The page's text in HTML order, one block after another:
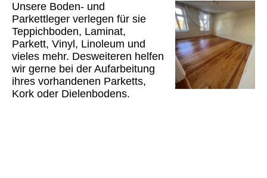
Unsere Boden- und
Parkettleger verlegen für sie
Teppichboden, Laminat,
Parkett, Vinyl, Linoleum und
vieles mehr. Desweiteren helfen
wir gerne bei der Aufarbeitung
ihres vorhandenen Parketts,
Kork oder Dielenbodens.